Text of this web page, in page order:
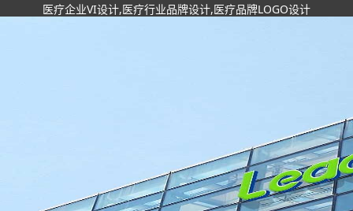
医疗企业VI设计,医疗行业品牌设计,医疗品牌LOGO设计